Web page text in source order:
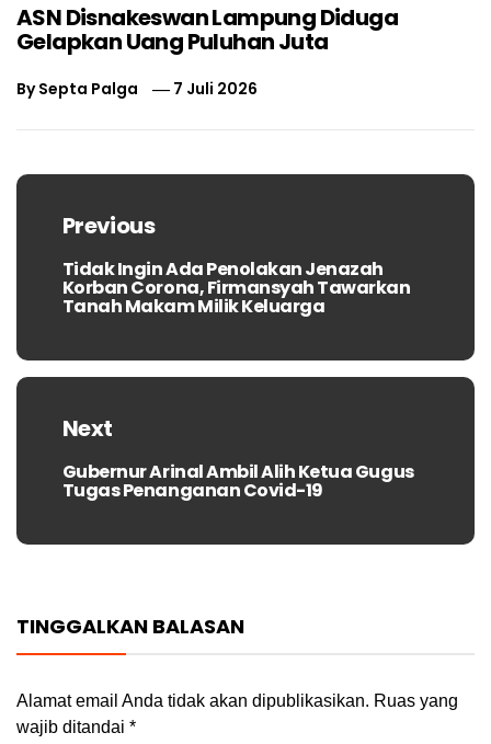
ASN Disnakeswan Lampung Diduga
Gelapkan Uang Puluhan Juta
BySepta Palga 7 Juli 2026
Navigasi
posPrevious
Previous
post:
Tidak Ingin Ada Penolakan Jenazah
Korban Corona, Firmansyah Tawarkan
Tanah Makam Milik Keluarga
Next
Next
post:
Gubernur Arinal Ambil Alih Ketua Gugus
Tugas Penanganan Covid-19
TINGGALKAN BALASAN
Alamat email Anda tidak akan dipublikasikan. Ruas yang
wajib ditandai *